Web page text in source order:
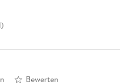
Bewerten